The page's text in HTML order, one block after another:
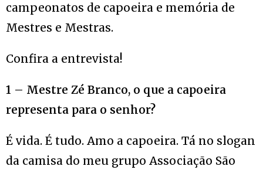
campeonatos de capoeira e memória de
Mestres e Mestras.
Confira a entrevista!
1 – Mestre Zé Branco, o que a capoeira
representa para o senhor?
É vida. É tudo. Amo a capoeira. Tá no slogan
da camisa do meu grupo Associação São